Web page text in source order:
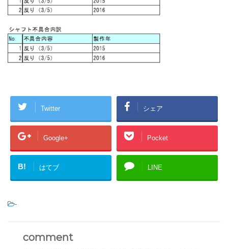
Twitter シェア
Google+ Pocket
B! はてブ LINE
-
comment